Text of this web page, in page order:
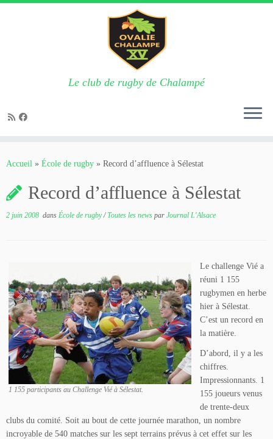
Le club de rugby de Chalampé
Accueil » École de rugby » Record d’affluence à Sélestat
Record d’affluence à Sélestat
2 juin 2008 dans École de rugby/Toutes les news par Journal L'Alsace
1 155 participants au Challenge Vié à Sélestat.
Le challenge Vié a
réuni 1 155
rugbymen en herbe
hier à Sélestat.
C’est un record en
la matière.
D’abord, il y a les
chiffres.
Impressionnants. 1
155 joueurs venus
de trente-deux
clubs du comité. Soit au bout de cette journée marathon, un nombre
incroyable de 540 matches sur les sept terrains prévus à cet effet sur les